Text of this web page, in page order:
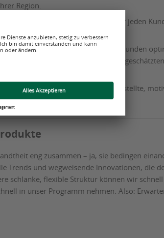
Region.
uns übergreifend aus, dass wir jeden
auf der Höhe der Zeit, um unsere Kunden
auch wir davon, wenn unsere
Erfahrung und langfristig angestellte,
eng zusammen – ja, sie bedingen
Trends und wegweisende Innovationen, die
schlanke, flexible Struktur können wir
in unser Programm nehmen. Also: